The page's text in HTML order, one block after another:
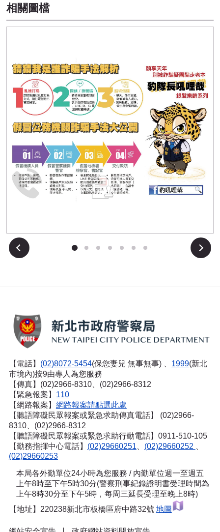
相關圖檔
1
下一張
【電話】 (02)8072-5454(保您妻兒 無事無事) 、 1999(新北
市境內)按9由專人為您服務
【傳真】(02)2966-8310、(02)2966-8312
【緊急報案】 110
【網路報案】 網路報案請點選此處
【聽語障礙民眾報案或緊急求助傳真電話】
(02)2966-
8310、(02)2966-8312
【聽語障礙民眾報案或緊急求助行動電話】0911-510-105
【勤務指揮中心電話】 (02)29660251 (02)29660252
(02)29660253
本局各外勤單位24小時為您服務 / 內勤單位週一至週五
上午8時至下午5時30分(警察刑事紀錄證明書受理時間為
上午8時30分至下午5時，每周三延長受理至晚上8時)
【地址】220238新北市板橋區府中路32號 地圖